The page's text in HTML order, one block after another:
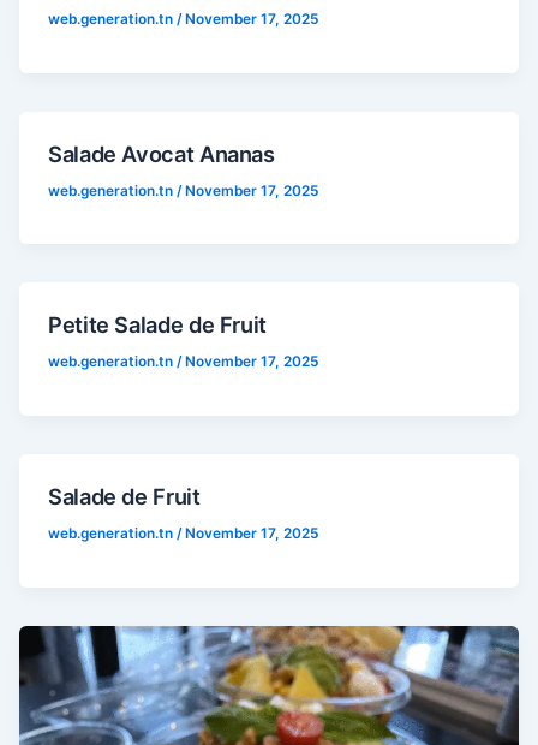
web.generation.tn /November 17, 2025
Salade Avocat Ananas
web.generation.tn /November 17, 2025
Petite Salade de Fruit
web.generation.tn / November 17, 2025
Salade de Fruit
web.generation.tn / November 17, 2025